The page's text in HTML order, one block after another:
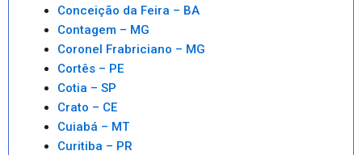
Conceição da Feira – BA
Contagem – MG
Coronel Frabriciano – MG
Cortês – PE
Cotia – SP
Crato – CE
Cuiabá – MT
Curitiba – PR